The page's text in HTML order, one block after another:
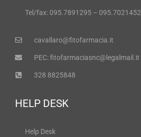
Tel/fax: 095.7891295 – 095.7021452
cavallaro@fitofarmacia.it
PEC: fitofarmaciasnc@legalmail.it
328 8825848
HELP DESK
Help Desk